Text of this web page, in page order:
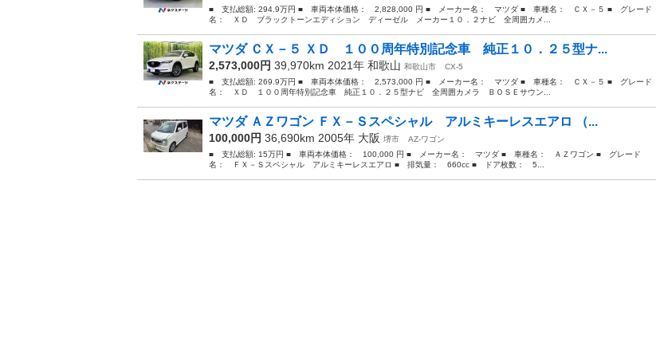
■ 支払総額: 294.9万円 ■ 車両本体価格： 2,828,000 円 ■ メーカー名： マツダ ■ 車種名： ＣＸ－５ ■ グレード
名： ＸＤ ブラックトーンエディション ディーゼル メーカー１０．２ナビ 全周囲カメ...
マツダ ＣＸ－５ ＸＤ １００周年特別記念車 純正１０．２５型ナ...
2,573,000円 39,970km 2021年 和歌山 和歌山市
CX-5
■ 支払総額: 269.9万円 ■ 車両本体価格： 2,573,000 円 ■ メーカー名： マツダ ■ 車種名： ＣＸ－５ ■ グレード
名： ＸＤ １００周年特別記念車 純正１０．２５型ナビ 全周囲カメラ ＢＯＳＥサウン...
マツダ ＡＺワゴン ＦＸ－Ｓスペシャル アルミキーレスエアロ （...
100,000円 36,690km 2005年 大阪 堺市
AZ-ワゴン
■ 支払総額: 15万円 ■ 車両本体価格： 100,000 円 ■ メーカー名： マツダ ■ 車種名： ＡＺワゴン ■ グレード
名： ＦＸ－Ｓスペシャル アルミキーレスエアロ ■ 排気量： 660cc ■ ドア枚数： 5...